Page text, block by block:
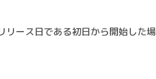
リース日である初日から開始した場